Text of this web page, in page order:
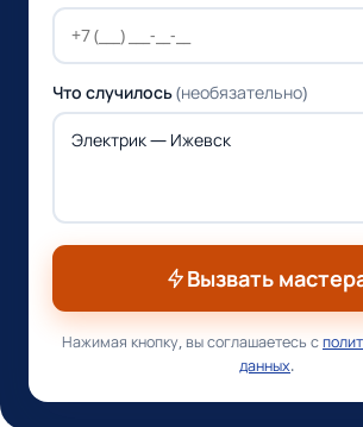
Что случилось(необязательно)
Вызвать
Нажимая кнопку, вы соглашаетесь с
данных.